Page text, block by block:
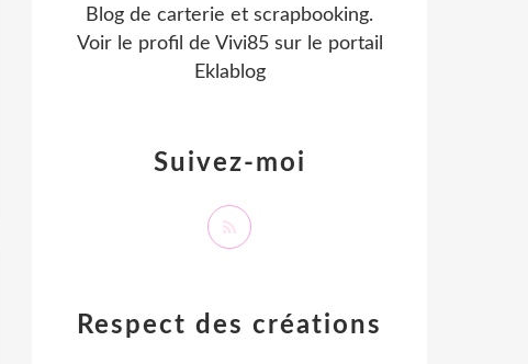
Blog de carterie et scrapbooking.
Voir le profil de Vivi85sur le portail
Eklablog
Suivez-moi
Respect des créations